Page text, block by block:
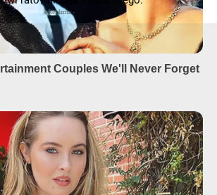
- Reklama -